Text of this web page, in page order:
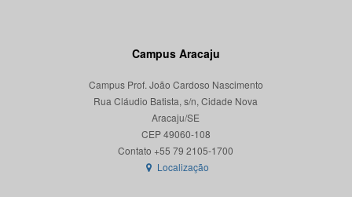
Campus Aracaju
Campus Prof. João Cardoso Nascimento
Rua Cláudio Batista, s/n, Cidade Nova
Aracaju/SE
CEP 49060-108
Localização